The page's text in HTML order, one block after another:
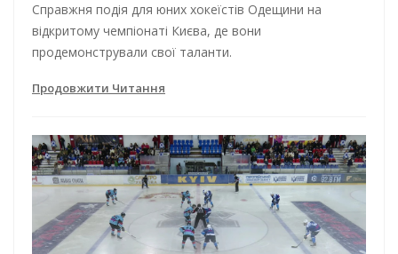
Справжня подія для юних хокеїстів Одещини на
відкритому чемпіонаті Києва, де вони
продемонстрували свої таланти.
Продовжити Читання